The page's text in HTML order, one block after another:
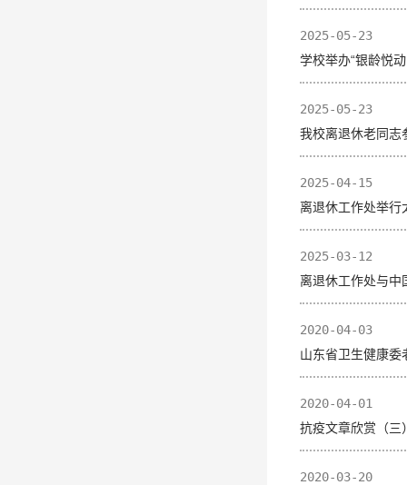
2025-05-23
学校举办“银龄悦
2025-05-23
我校离退休老同志
2025-04-15
离退休工作处举行
2025-03-12
离退休工作处与中
2020-04-03
山东省卫生健康委
2020-04-01
抗疫文章欣赏（三
2020-03-20